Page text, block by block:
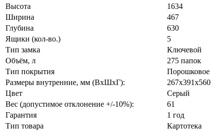
Высота
1634
Ширина
467
Глубина
630
Ящики (кол-во.)
5
Тип замка
Ключевой
Объём, л
275 папок
Тип покрытия
Порошковое
Размеры внутренние, мм (ВхШхГ):
267х391х560
Цвет
Серый
Вес (допустимое отклонение +/-10%):
61
Гарантия
1 год
Тип товара
Картотека